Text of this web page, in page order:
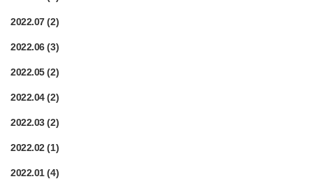
2022.07(2)
2022.06(3)
2022.05(2)
2022.04(2)
2022.03(2)
2022.02(1)
2022.01(4)